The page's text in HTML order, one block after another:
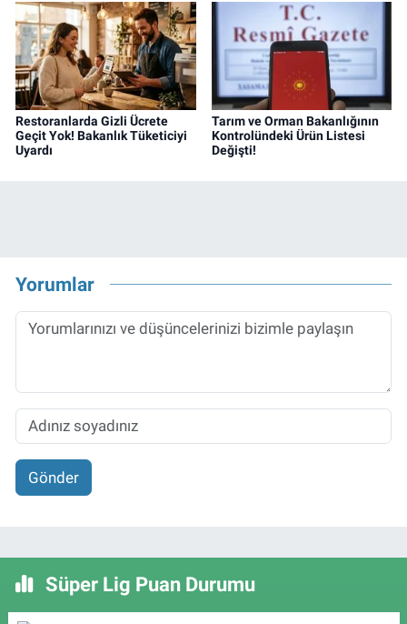
Restoranlarda Gizli Ücrete
Geçit Yok! Bakanlık Tüketiciyi
Uyardı
Tarım ve Orman Bakanlığının
Kontrolündeki Ürün Listesi
Değişti!
Yorumlar
Gönder
Süper Lig Puan Durumu